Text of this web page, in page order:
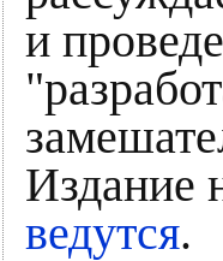
и
Издание
ведутся.